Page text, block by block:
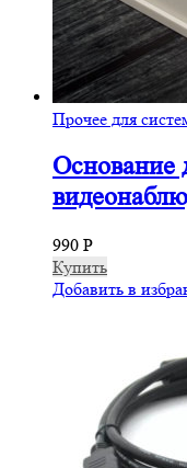
Прочее для
Основание
990 Р
Купить
Добавить в